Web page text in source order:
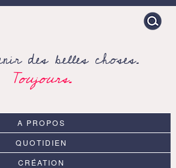
Search
for:
des belles choses.
Toujours.
A PROPOS
QUOTIDIEN
CRÉATION